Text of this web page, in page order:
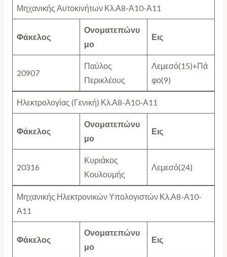
Μηχανικής Αυτοκινήτων Κλ.Α8-Α10-Α11
Φάκελος
Ονοματεπώνυ
μο
Εις
20907
Παύλος
Περικλέους
Λεμεσό(15)+Πά
φο(9)
Ηλεκτρολογίας (Γενική) Κλ.Α8-Α10-Α11
Φάκελος
Ονοματεπώνυ
μο
Εις
20316
Κυριάκος
Κουλουμής
Λεμεσό(24)
Μηχανικής Ηλεκτρονικών Υπολογιστών Κλ.Α8-Α10-
Α11
Φάκελος
Ονοματεπώνυ
μο
Εις